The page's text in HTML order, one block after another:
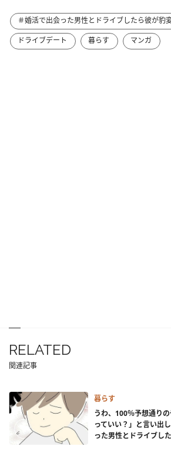
＃婚活で出会った男性とドライブしたら彼が豹
ドライブデート
暮らす マンガ
RELATED
関連記事
暮らす
うわ、100％予想通り
っていい？」と言い出
った男性とドライブし